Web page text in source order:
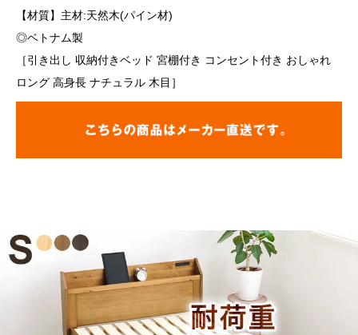
【材質】主材:天然木(パイン材)
◎ベトナム製
［引き出し 収納付きベッド 宮棚付き コンセント付き おしゃれ
ロング 高身長 ナチュラル 木目］